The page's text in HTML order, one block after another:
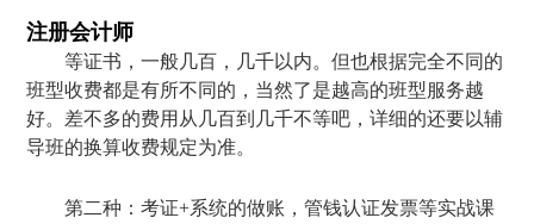
注册会计师
等证书，一般几百，几千以内。但也根据完全不同的
班型收费都是有所不同的，当然了是越高的班型服务越
好。差不多的费用从几百到几千不等吧，详细的还要以辅
导班的换算收费规定为准。
第二种：考证+系统的做账，管钱认证发票等实战课